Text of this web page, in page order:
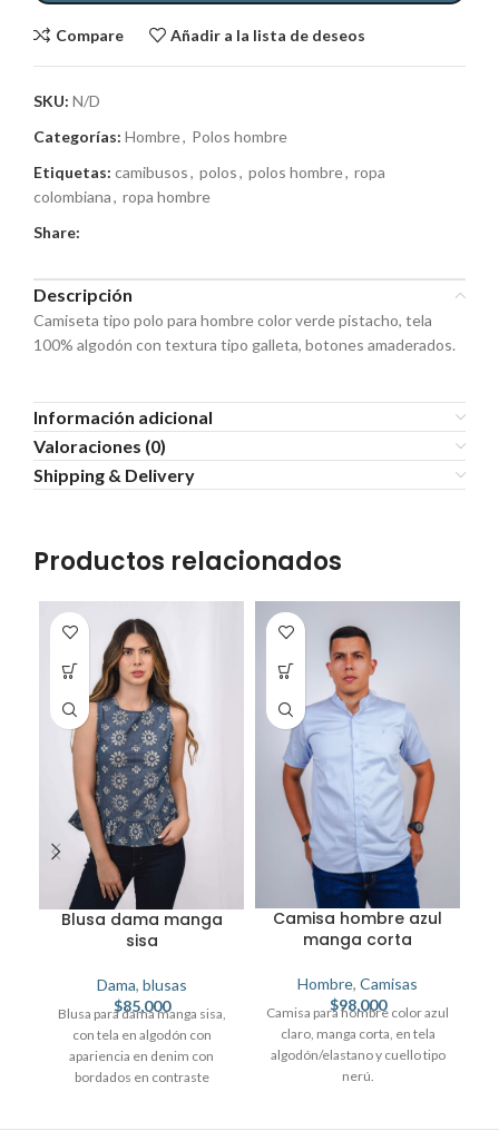
Compare Añadir a la lista de deseos
SKU: N/D
Categorías: Hombre, Polos hombre
Etiquetas: camibusos, polos, polos hombre, ropa
colombiana, ropa hombre
Share:
Descripción
Camiseta tipo polo para hombre color verde pistacho, tela
100% algodón con textura tipo galleta, botones amaderados.
Información adicional
Valoraciones (0)
Shipping & Delivery
Productos relacionados
Blusa dama manga
sisa
Dama, blusas
$85,000
Blusa para dama manga sisa,
con tela en algodón con
apariencia en denim con
bordados en contraste
Camisa hombre azul
manga corta
Hombre, Camisas
$98,000
Camisa para hombre color azul
claro, manga corta, en tela
algodón/elastano y cuello tipo
nerú.